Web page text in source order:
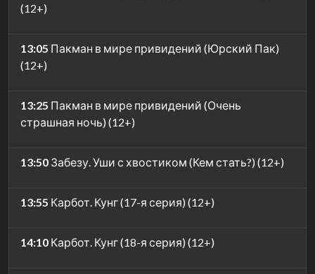
(12+)
13:05 Пакман в мире привидений (Юрский Пак)
(12+)
13:25 Пакман в мире привидений (Очень
страшная ночь) (12+)
13:50 Забезу. Уши с хвостиком (Кем стать?) (12+)
13:55 Карбот. Кунг (17-я серия) (12+)
14:10 Карбот. Кунг (18-я серия) (12+)